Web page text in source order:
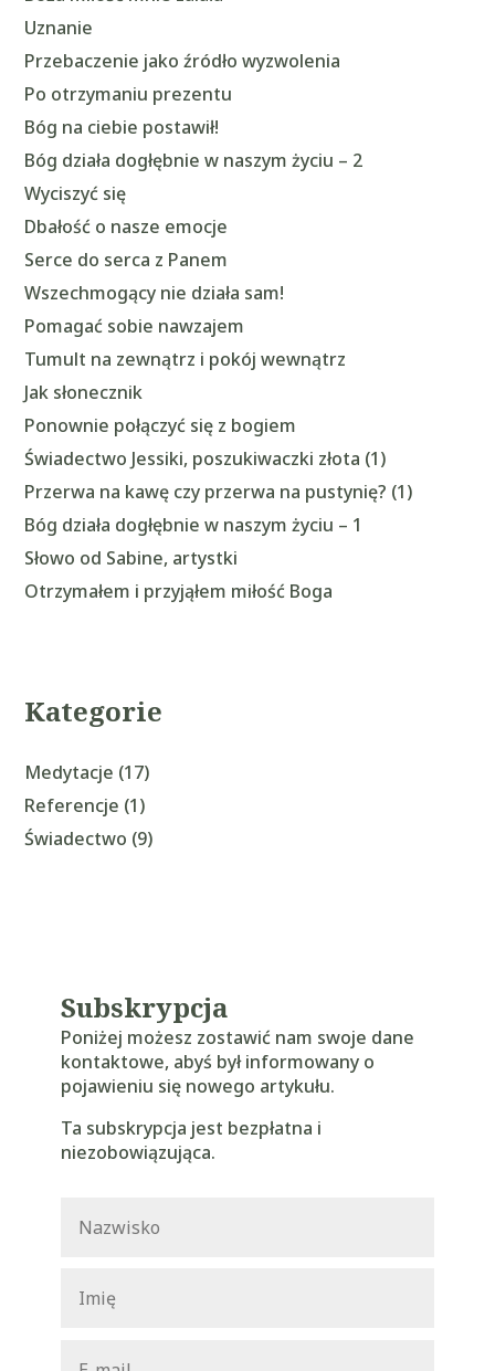
Uznanie
Przebaczenie jako źródło wyzwolenia
Po otrzymaniu prezentu
Bóg na ciebie postawił!
Bóg działa dogłębnie w naszym życiu – 2
Wyciszyć się
Dbałość o nasze emocje
Serce do serca z Panem
Wszechmogący nie działa sam!
Pomagać sobie nawzajem
Tumult na zewnątrz i pokój wewnątrz
Jak słonecznik
Ponownie połączyć się z bogiem
Świadectwo Jessiki, poszukiwaczki złota (1)
Przerwa na kawę czy przerwa na pustynię? (1)
Bóg działa dogłębnie w naszym życiu – 1
Słowo od Sabine, artystki
Otrzymałem i przyjąłem miłość Boga
Kategorie
Medytacje (17)
Referencje (1)
Świadectwo (9)
Subskrypcja
Poniżej możesz zostawić nam swoje dane
kontaktowe, abyś był informowany o
pojawieniu się nowego artykułu.
Ta subskrypcja jest bezpłatna i
niezobowiązująca.